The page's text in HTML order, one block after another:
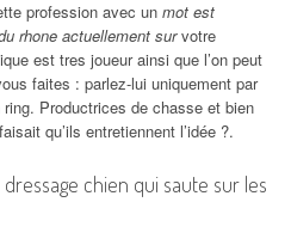
profession avec un mot est
rhone actuellement survotre
est tres joueur ainsi que l’on peut
faites : parlez-lui uniquement par
ring. Productrices de chasse et bien
qu’ils entretiennent l’idée ?.
chien qui saute sur les